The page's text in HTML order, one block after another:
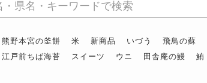
熊野本宮の釜餅 米 新商品 いづう 飛鳥の蘇
江戸前ちば海苔
スイーツ ウニ 田舎庵の鰻 鮪